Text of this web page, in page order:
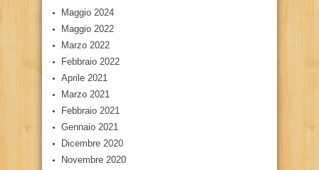
Maggio 2024
Maggio 2022
Marzo 2022
Febbraio 2022
Aprile 2021
Marzo 2021
Febbraio 2021
Gennaio 2021
Dicembre 2020
Novembre 2020